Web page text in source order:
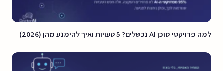
למה פרויקטי סוכן AI נכשלים? 5 טעויות ואיך להימנע מהן (2026)